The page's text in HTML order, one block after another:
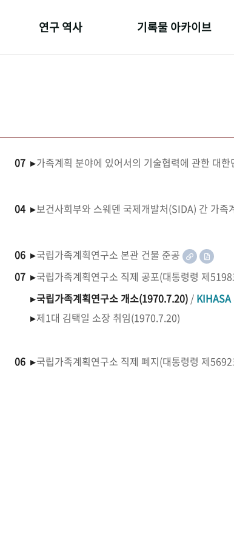
연구 역사 기록물 아카이브
07 ▸가족계획 분야에 있어서의 기술협력에 관한 대
04 ▸보건사회부와 스웨덴 국제개발처(SIDA) 간 가족
06 ▸국립가족계획연구소 본관 건물 준공
07 ▸국립가족계획연구소 직제 공포(대통령령 제
▸국립가족계획연구소 개소(1970.7.20) / KIHASA
▸제1대 김택일 소장 취임(1970.7.20)
06 ▸국립가족계획연구소 직제 폐지(대통령령 제